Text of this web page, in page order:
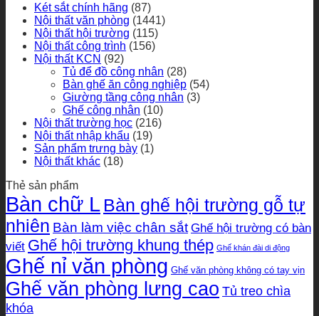
Két sắt chính hãng (87)
Nội thất văn phòng (1441)
Nội thất hội trường (115)
Nội thất công trình (156)
Nội thất KCN (92)
Tủ để đồ công nhân (28)
Bàn ghế ăn công nghiệp (54)
Giường tầng công nhân (3)
Ghế công nhân (10)
Nội thất trường học (216)
Nội thất nhập khẩu (19)
Sản phẩm trưng bày (1)
Nội thất khác (18)
Thẻ sản phẩm
Bàn chữ L Bàn ghế hội trường gỗ tự
nhiên Bàn làm việc chân sắt Ghế hội trường có bàn
viết Ghế hội trường khung thép Ghế khán đài di động
Ghế nỉ văn phòng Ghế văn phòng không có tay vịn
Ghế văn phòng lưng cao Tủ treo chìa
khóa